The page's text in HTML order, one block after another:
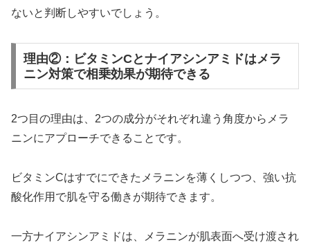
ないと判断しやすいでしょう。
理由②：ビタミンCとナイアシンアミドはメラ
ニン対策で相乗効果が期待できる
2つ目の理由は、2つの成分がそれぞれ違う角度からメラ
ニンにアプローチできることです。
ビタミンCはすでにできたメラニンを薄くしつつ、強い抗
酸化作用で肌を守る働きが期待できます。
一方ナイアシンアミドは、メラニンが肌表面へ受け渡され